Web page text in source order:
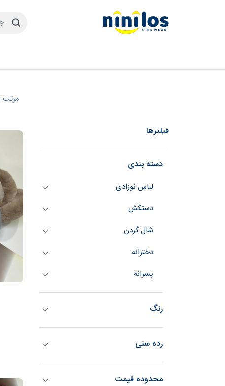
مرتب
فیلترها
دسته بندی
لباس نوزادی
دستکش
شال گردن
دخترانه
پسرانه
رنگ
رده سنی
محدوده قیمت